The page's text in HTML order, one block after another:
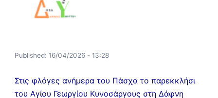
Published: 16/04/2026 - 13:28
Στις φλόγες ανήμερα του Πάσχα το παρεκκλήσι
του Αγίου Γεωργίου Κυνοσάργους στη Δάφνη